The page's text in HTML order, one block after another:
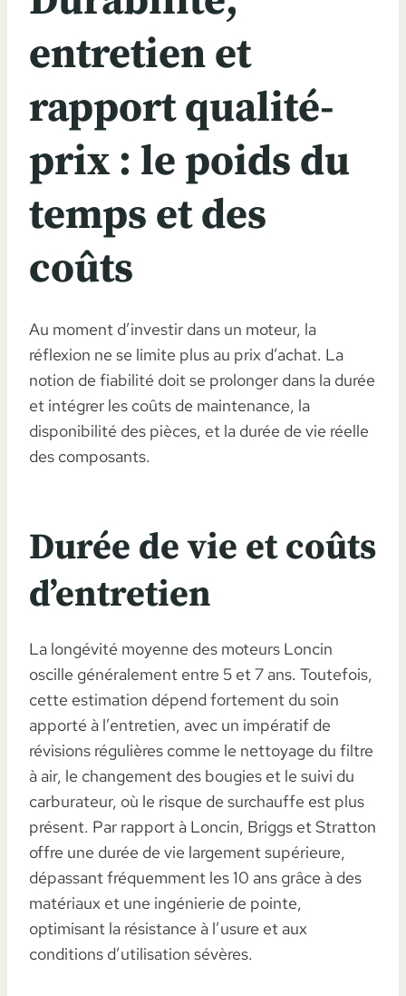
entretien et
rapport qualité-
prix : le poids du
temps et des
coûts
Au moment d’investir dans un moteur, la
réflexion ne se limite plus au prix d’achat. La
notion de fiabilité doit se prolonger dans la durée
et intégrer les coûts de maintenance, la
disponibilité des pièces, et la durée de vie réelle
des composants.
Durée de vie et coûts
d’entretien
La longévité moyenne des moteurs Loncin
oscille généralement entre 5 et 7 ans. Toutefois,
cette estimation dépend fortement du soin
apporté à l’entretien, avec un impératif de
révisions régulières comme le nettoyage du filtre
à air, le changement des bougies et le suivi du
carburateur, où le risque de surchauffe est plus
présent. Par rapport à Loncin, Briggs et Stratton
offre une durée de vie largement supérieure,
dépassant fréquemment les 10 ans grâce à des
matériaux et une ingénierie de pointe,
optimisant la résistance à l’usure et aux
conditions d’utilisation sévères.